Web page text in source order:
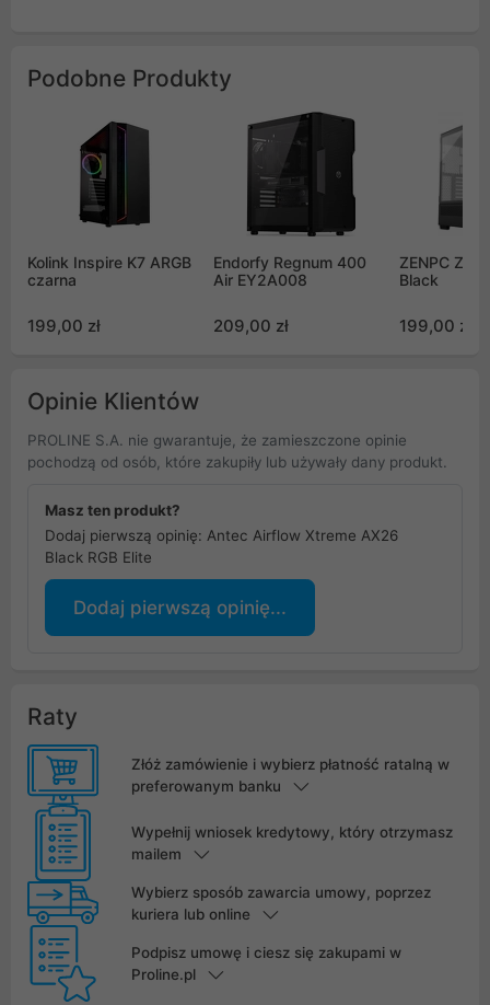
Podobne Produkty
Kolink Inspire K7 ARGB
czarna
199,00 zł
Endorfy Regnum 400
Air EY2A008
209,00 zł
ZENPC Z3
Black
199,00 zł
Opinie Klientów
PROLINE S.A. nie gwarantuje, że zamieszczone opinie
pochodzą od osób, które zakupiły lub używały dany produkt.
Masz ten produkt?
Dodaj pierwszą opinię: Antec Airflow Xtreme AX26
Black RGB Elite
Dodaj pierwszą opinię...
Raty
Złóż zamówienie i wybierz płatność ratalną w
preferowanym banku
Wypełnij wniosek kredytowy, który otrzymasz
mailem
Wybierz sposób zawarcia umowy, poprzez
kuriera lub online
Podpisz umowę i ciesz się zakupami w
Proline.pl